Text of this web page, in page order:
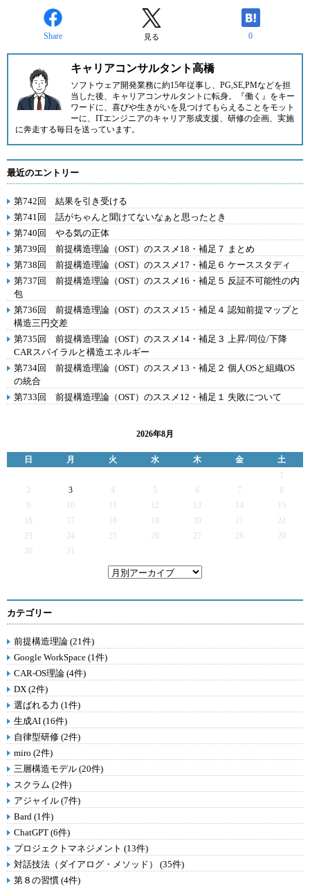
Share 見る 0
キャリアコンサルタント高橋
ソフトウェア開発業務に約15年従事し、PG,SE,PMなどを担
当した後、キャリアコンサルタントに転身。『働く』をキー
ワードに、喜びや生きがいを見つけてもらえることをモット
ーに、ITエンジニアのキャリア形成支援、研修の企画、実施
に奔走する毎日を送っています。
最近のエントリー
第742回 結果を引き受ける
第741回 話がちゃんと聞けてないなぁと思ったとき
第740回 やる気の正体
第739回 前提構造理論（OST）のススメ18・補足７ まとめ
第738回 前提構造理論（OST）のススメ17・補足６ ケーススタディ
第737回 前提構造理論（OST）のススメ16・補足５ 反証不可能性の内
包
第736回 前提構造理論（OST）のススメ15・補足４ 認知前提マップと
構造三円交差
第735回 前提構造理論（OST）のススメ14・補足３ 上昇/同位/下降
CARスパイラルと構造エネルギー
第734回 前提構造理論（OST）のススメ13・補足２ 個人OSと組織OS
の統合
第733回 前提構造理論（OST）のススメ12・補足１ 失敗について
2026年8月
日 月 火 水 木 金
土
2
3 4 5 6 7
9
12 13 14
15
16
17 19 20 21
22
23
24 25 26 27 28
29
30
31
カテゴリー
前提構造理論 (21件)
Google WorkSpace (1件)
CAR-OS理論 (4件)
DX (2件)
選ばれる力 (1件)
生成AI (16件)
自律型研修 (2件)
miro (2件)
三層構造モデル (20件)
スクラム (2件)
アジャイル (7件)
Bard (1件)
ChatGPT (6件)
プロジェクトマネジメント (13件)
対話技法（ダイアログ・メソッド） (35件)
第８の習慣 (4件)